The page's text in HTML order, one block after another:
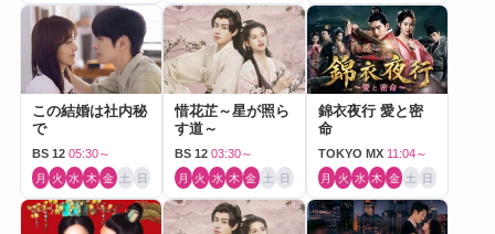
この結婚は社内秘
で
BS 12 05:30～
月 火 水 木 金 土 日
惜花芷～星が照ら
す道～
BS 12 03:30～
月 火 水 木 金 土 日
錦衣夜行 愛と密
命
TOKYO MX 11:04～
月 火 水 木 金 土 日